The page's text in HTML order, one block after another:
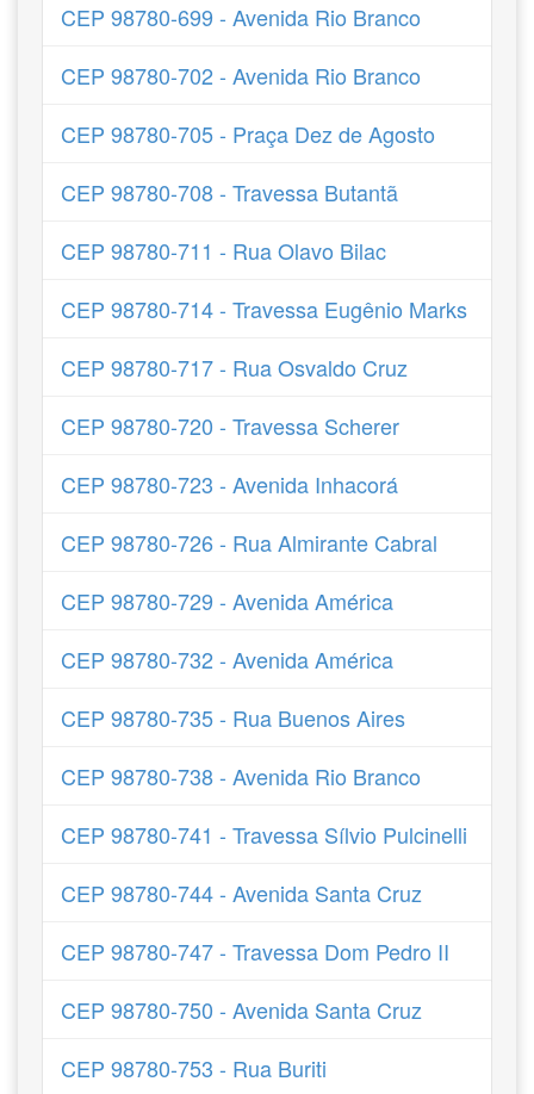
CEP 98780-699 - Avenida Rio Branco
CEP 98780-702 - Avenida Rio Branco
CEP 98780-705 - Praça Dez de Agosto
CEP 98780-708 - Travessa Butantã
CEP 98780-711 - Rua Olavo Bilac
CEP 98780-714 - Travessa Eugênio Marks
CEP 98780-717 - Rua Osvaldo Cruz
CEP 98780-720 - Travessa Scherer
CEP 98780-723 - Avenida Inhacorá
CEP 98780-726 - Rua Almirante Cabral
CEP 98780-729 - Avenida América
CEP 98780-732 - Avenida América
CEP 98780-735 - Rua Buenos Aires
CEP 98780-738 - Avenida Rio Branco
CEP 98780-741 - Travessa Sílvio Pulcinelli
CEP 98780-744 - Avenida Santa Cruz
CEP 98780-747 - Travessa Dom Pedro II
CEP 98780-750 - Avenida Santa Cruz
CEP 98780-753 - Rua Buriti